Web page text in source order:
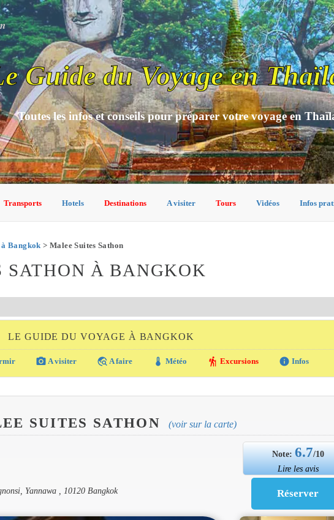
Guide du Voyage en
Toutes les infos et conseils pour préparer votre voyage en
Transports Hotels Destinations A visiter Tours Vidéos Infos
Bangkok > Malee Suites Sathon
SATHON À BANGKOK
LE GUIDE DU VOYAGE À BANGKOK
photo_camera A visiter travel_explore A faire thermostat Météo hiking Excursions info Infos
SUITES SATHON (voir sur la carte)
Yannawa , 10120 Bangkok
Note:6.7/10
Lire les avis